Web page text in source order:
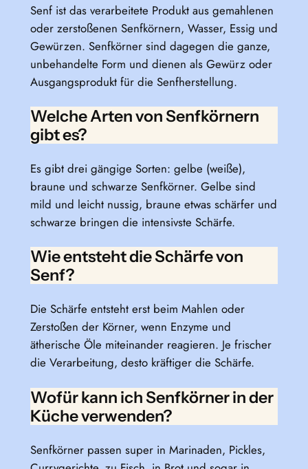
Senf ist das verarbeitete Produkt aus gemahlenen
oder zerstoßenen Senfkörnern, Wasser, Essig und
Gewürzen. Senfkörner sind dagegen die ganze,
unbehandelte Form und dienen als Gewürz oder
Ausgangsprodukt für die Senfherstellung.
Welche Arten von Senfkörnern
gibt es?
Es gibt drei gängige Sorten: gelbe (weiße),
braune und schwarze Senfkörner. Gelbe sind
mild und leicht nussig, braune etwas schärfer und
schwarze bringen die intensivste Schärfe.
Wie entsteht die Schärfe von
Senf?
Die Schärfe entsteht erst beim Mahlen oder
Zerstoßen der Körner, wenn Enzyme und
ätherische Öle miteinander reagieren. Je frischer
die Verarbeitung, desto kräftiger die Schärfe.
Wofür kann ich Senfkörner in der
Küche verwenden?
Senfkörner passen super in Marinaden, Pickles,